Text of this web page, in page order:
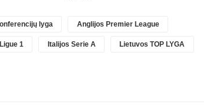
lyga Anglijos Premier League
1 Italijos Serie A Lietuvos TOP LYGA